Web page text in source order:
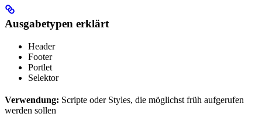
Ausgabetypen erklärt
Header
Footer
Portlet
Selektor
Verwendung: Scripte oder Styles, die möglichst früh aufgerufen
werden sollen